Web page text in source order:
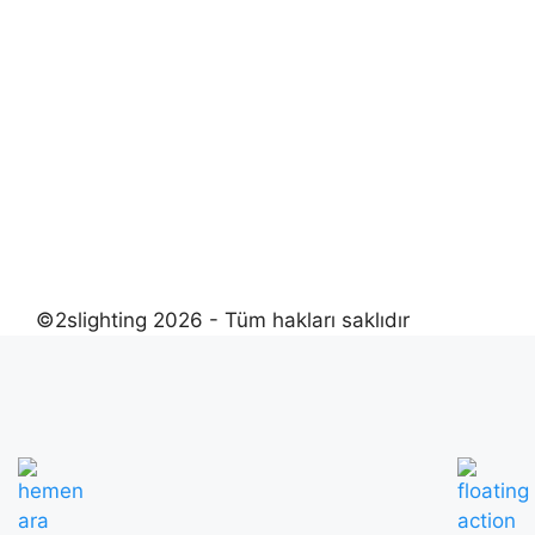
©2slighting 2026 - Tüm hakları saklıdır